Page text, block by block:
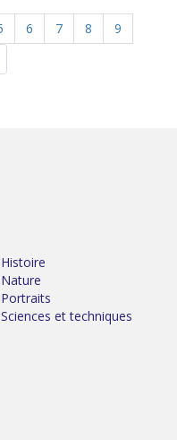
6 7 8
9
Histoire
Nature
Portraits
Sciences et techniques